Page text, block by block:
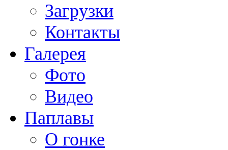
Загрузки
Контакты
Галерея
Фото
Видео
Паплавы
О гонке